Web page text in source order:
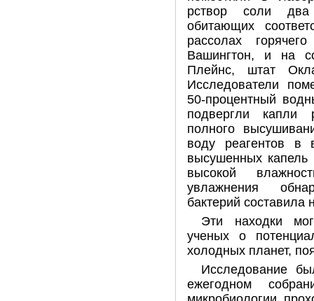
рствор соли
обитающих
рассолах
Вашингтон, и на
Плейнс, штат
Исследователи
50-процентный
подвергли капли
полного
воду реагентов в
высушенных капель
высокой
увлажнения
бактерий составила
Эти находки
ученых о
холодных планет,
Исследование
ежегодном